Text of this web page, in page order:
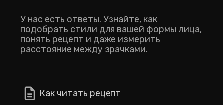
У нас есть ответы. Узнайте, как
подобрать стили для вашей формы лица,
понять рецепт и даже измерить
расстояние между зрачками.
Как читать рецепт